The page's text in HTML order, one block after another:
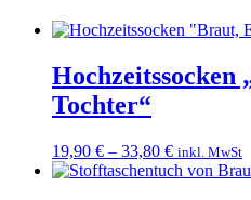
Hochzeitssocken
Tochter“
19,90 € – 33,80 € inkl. MwSt